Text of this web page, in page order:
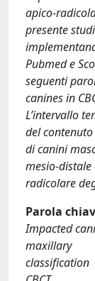
apico-
presente
Pubmed e
seguenti
canines in
L’intervallo
del
di canini
mesio-
radicolare
Parola
Impacted
maxillary
classification